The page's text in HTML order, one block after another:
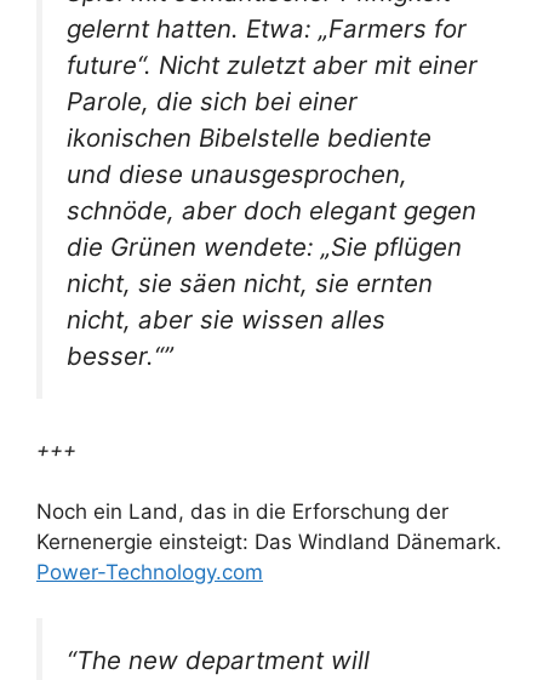
gelernt hatten. Etwa: „Farmers for
future“. Nicht zuletzt aber mit einer
Parole, die sich bei einer
ikonischen Bibelstelle bediente
und diese unausgesprochen,
schnöde, aber doch elegant gegen
die Grünen wendete: „Sie pflügen
nicht, sie säen nicht, sie ernten
nicht, aber sie wissen alles
besser.“”
+++
Noch ein Land, das in die Erforschung der
Kernenergie einsteigt: Das Windland Dänemark.
Power-Technology.com
“The new department will